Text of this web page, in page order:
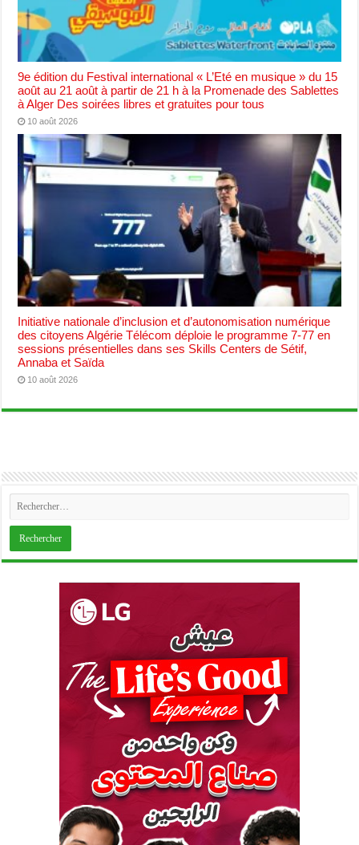
9e édition du Festival international « L’Eté en musique » du 15
août au 21 août à partir de 21 h à la Promenade des Sablettes
à Alger Des soirées libres et gratuites pour tous
10 août 2026
Initiative nationale d’inclusion et d’autonomisation numérique
des citoyens Algérie Télécom déploie le programme 7-77 en
sessions présentielles dans ses Skills Centers de Sétif,
Annaba et Saïda
10 août 2026